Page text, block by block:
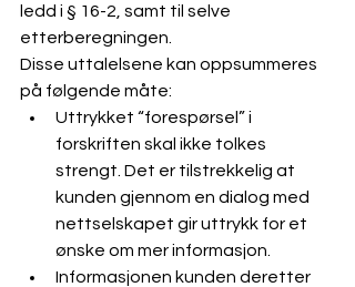
ledd i § 16-2, samt til selve
etterberegningen.
Disse uttalelsene kan oppsummeres
på følgende måte:
Uttrykket “forespørsel” i
forskriften skal ikke tolkes
strengt. Det er tilstrekkelig at
kunden gjennom en dialog med
nettselskapet gir uttrykk for et
ønske om mer informasjon.
Informasjonen kunden deretter